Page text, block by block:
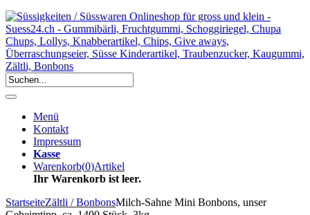
Menü
Kontakt
Impressum
Kasse
Warenkorb(0)Artikel
Ihr Warenkorb ist leer.
StartseiteZältli / BonbonsMilch-Sahne Mini Bonbons, unser